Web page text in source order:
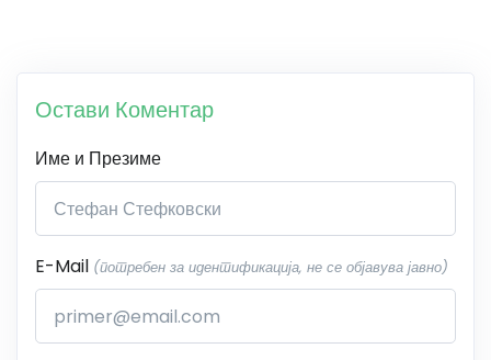
Остави Коментар
Име и Презиме
E-Mail (потребен за идентификација, не се објавува јавно)